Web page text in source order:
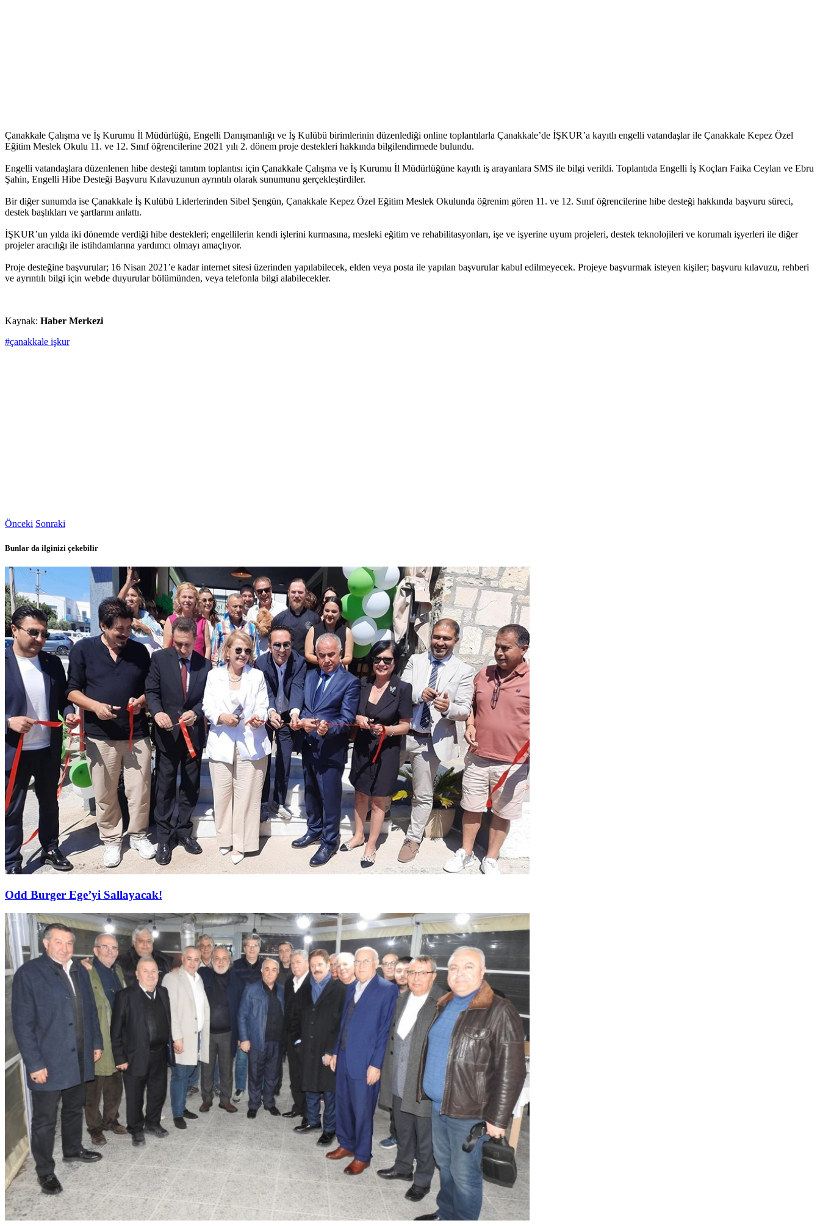
Çanakkale Çalışma ve İş Kurumu İl Müdürlüğü, Engelli Danışmanlığı ve İş Kulübü birimlerinin düzenlediği online toplantılarla Çanakkale’de İŞKUR’a kayıtlı engelli vatandaşlar ile Çanakkale Kepez Özel
Eğitim Meslek Okulu 11. ve 12. Sınıf öğrencilerine 2021 yılı 2. dönem proje destekleri hakkında bilgilendirmede bulundu.
Engelli vatandaşlara düzenlenen hibe desteği tanıtım toplantısı için Çanakkale Çalışma ve İş Kurumu İl Müdürlüğüne kayıtlı iş arayanlara SMS ile bilgi verildi. Toplantıda Engelli İş Koçları Faika Ceylan ve Ebru
Şahin, Engelli Hibe Desteği Başvuru Kılavuzunun ayrıntılı olarak sunumunu gerçekleştirdiler.
Bir diğer sunumda ise Çanakkale İş Kulübü Liderlerinden Sibel Şengün, Çanakkale Kepez Özel Eğitim Meslek Okulunda öğrenim gören 11. ve 12. Sınıf öğrencilerine hibe desteği hakkında başvuru süreci,
destek başlıkları ve şartlarını anlattı.
İŞKUR’un yılda iki dönemde verdiği hibe destekleri; engellilerin kendi işlerini kurmasına, mesleki eğitim ve rehabilitasyonları, işe ve işyerine uyum projeleri, destek teknolojileri ve korumalı işyerleri ile diğer
projeler aracılığı ile istihdamlarına yardımcı olmayı amaçlıyor.
Proje desteğine başvurular; 16 Nisan 2021’e kadar internet sitesi üzerinden yapılabilecek, elden veya posta ile yapılan başvurular kabul edilmeyecek. Projeye başvurmak isteyen kişiler; başvuru kılavuzu, rehberi
ve ayrıntılı bilgi için webde duyurular bölümünden, veya telefonla bilgi alabilecekler.
Kaynak: Haber Merkezi
#çanakkale işkur
Önceki Sonraki
Bunlar da ilginizi çekebilir
Odd Burger Ege’yi Sallayacak!